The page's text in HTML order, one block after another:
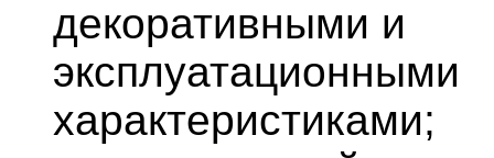
декоративными и
эксплуатационными
характеристиками;